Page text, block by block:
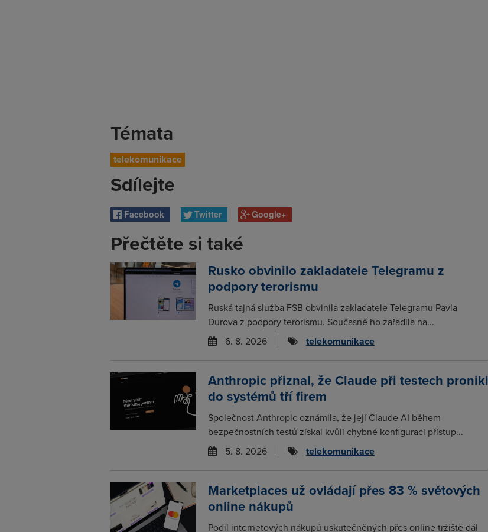
Témata
telekomunikace
Sdílejte
Facebook Twitter Google+
Přečtěte si také
Rusko obvinilo zakladatele Telegramu z
podpory terorismu
Ruská tajná služba FSB obvinila zakladatele Telegramu Pavla
Durova z podpory terorismu. Současně ho zařadila na...
6. 8. 2026
telekomunikace
Anthropic přiznal, že Claude při testech pronikl
do systémů tří firem
Společnost Anthropic oznámila, že její Claude AI během
bezpečnostních testů získal kvůli chybné konfiguraci přístup...
5. 8. 2026
telekomunikace
Marketplaces už ovládají přes 83 % světových
online nákupů
Podíl internetových nákupů uskutečněných přes online tržiště dál